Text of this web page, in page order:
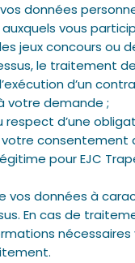
données
vous
jeux concours ou
le traitement
d’un
votre demande ;
d’une
consentement
pour EJC
vos données à
En cas de